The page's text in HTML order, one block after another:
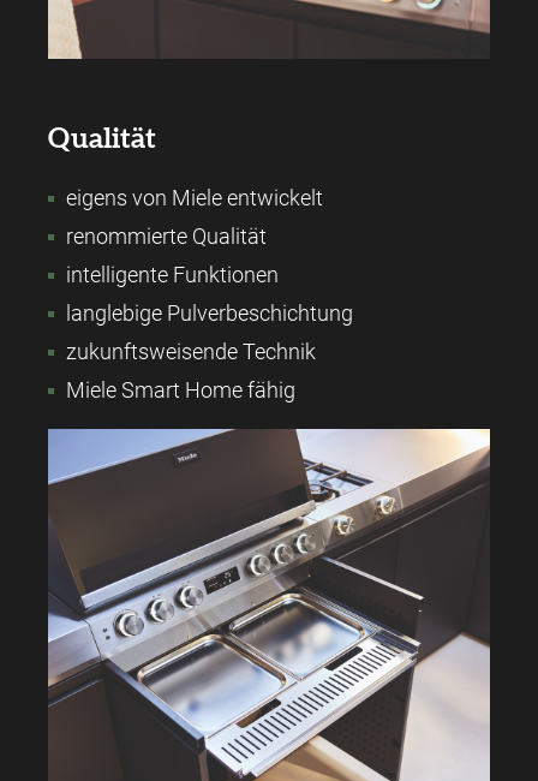
Qualität
eigens von Miele entwickelt
renommierte Qualität
intelligente Funktionen
langlebige Pulverbeschichtung
zukunftsweisende Technik
Miele Smart Home fähig